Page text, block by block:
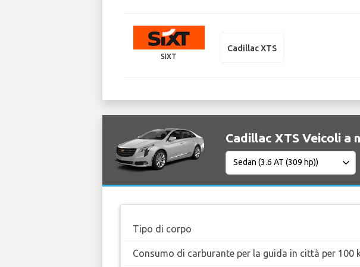
SIXT
Cadillac XTS
Cadillac XTS Veicoli a
Tipo di corpo
Consumo di carburante per la guida in città per 100